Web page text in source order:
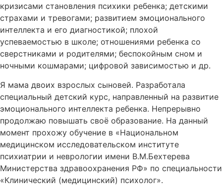
кризисами становления психики ребенка; детскими
страхами и тревогами; развитием эмоционального
интеллекта и его диагностикой; плохой
успеваемостью в школе; отношениями ребенка со
сверстниками и родителями; беспокойным сном и
ночными кошмарами; цифровой зависимостью и др.
Я мама двоих взрослых сыновей. Разработала
специальный детский курс, направленный на развитие
эмоционального интеллекта ребенка. Непрерывно
продолжаю повышать своё образование. На данный
момент прохожу обучение в «Национальном
медицинском исследовательском институте
психиатрии и неврологии имени В.М.Бехтерева
Министерства здравоохранения РФ» по специальности
«Клинический (медицинский) психолог».